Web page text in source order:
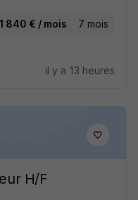
840 € / mois 7 mois
il y a 13 heures
H/F